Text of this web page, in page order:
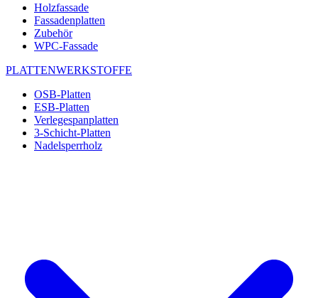
Holzfassade
Fassadenplatten
Zubehör
WPC-Fassade
PLATTENWERKSTOFFE
OSB-Platten
ESB-Platten
Verlegespanplatten
3-Schicht-Platten
Nadelsperrholz